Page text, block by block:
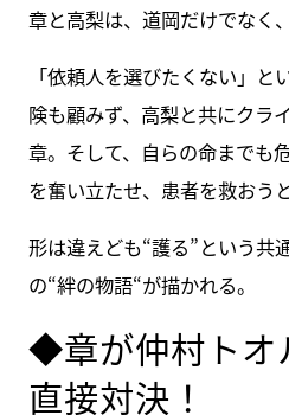
章と高梨は、道岡だけでなく
「依頼人を選びたくない」
険も顧みず、高梨と共にクラ
章。そして、自らの命までも
を奮い立たせ、患者を救おう
形は違えども“護る”という共
の“絆の物語“が描かれる。
◆章が仲村トオ
直接対決！